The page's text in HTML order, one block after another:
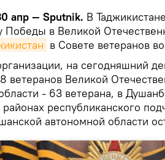
апр — Sputnik. В
в Великой
в Совете ветеранов
на сегодняшний
ветеранов Великой
- 63 ветерана, в
районах республиканского
автономной области